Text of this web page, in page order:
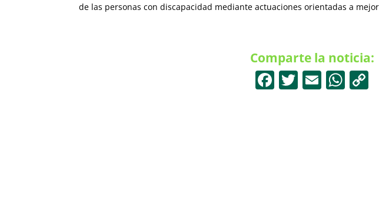
de las personas con discapacidad mediante actuaciones orientadas a
Comparte la noticia:
F T E W